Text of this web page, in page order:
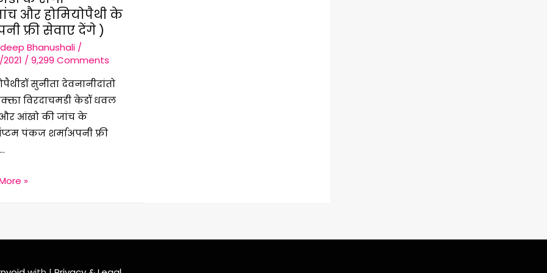
और होमियोपैथी के
फ्री सेवाए देंगे )
Bhanushali /
/9,299 Comments
सुनीता देवनानीदांतो
विरदाचमडी केडॉ धवल
आंखो की जांच के
पंकज शर्माअपनी फ्री
»